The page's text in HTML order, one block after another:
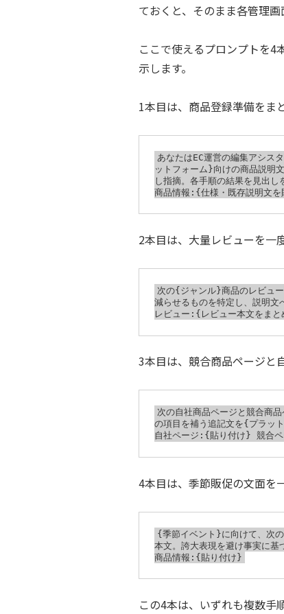
ておくと、そのまま各管理画
ここで使えるプロンプトを4
示します。
1本目は、商品登録準備をま
あなたはEC運営の編集アシス
ットフォーム}向けの商品説明
し指摘。各手順の結果を見出し
2本目は、大量レビューを一
次の{ジャンル}商品のレビュ
減らせるものを特定し、説明文
3本目は、競合商品ページと
次の自社商品ページと競合商
の項目を補う追記文を{プラッ
4本目は、季節販促の文面を
{季節イベント}に向けて、次
本文。誇大表現を避け事実に基
この4本は、いずれも複数手